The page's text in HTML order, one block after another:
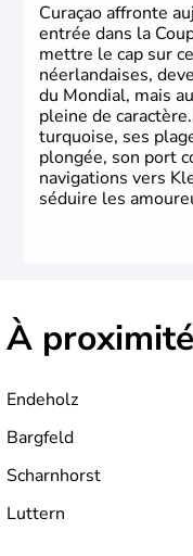
Curaçao affronte
entrée dans la
mettre le cap sur
néerlandaises,
du Mondial, mais
pleine de
turquoise, ses
plongée, son port
navigations vers
séduire les
À
Endeholz
Bargfeld
Scharnhorst
Luttern